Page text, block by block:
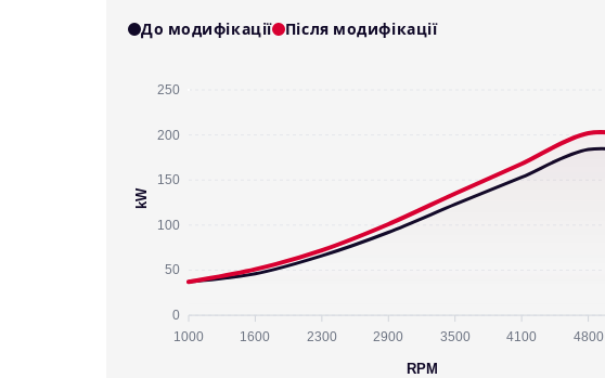
До модифікації Після модифікації
250
200
150
100
50
0
kW
1000 1600 2300 2900 3500 4100 4800
RPM